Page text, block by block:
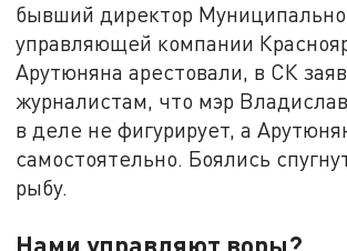
бывший директор
управляющей компании
Арутюняна арестовали, в СК
журналистам, что мэр
в деле не фигурирует, а
самостоятельно. Боялись
рыбу.
Нами управляют воры?